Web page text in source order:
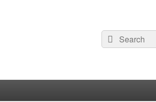
Search
for:
Search